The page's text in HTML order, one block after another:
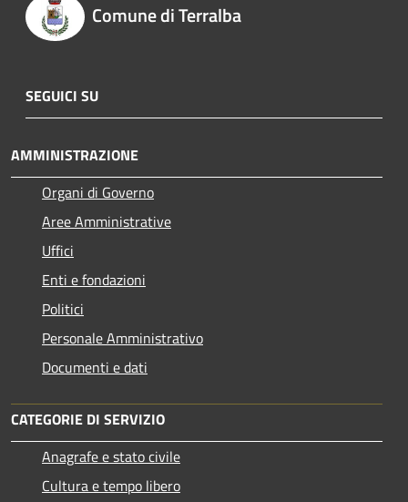
Comune di Terralba
SEGUICI SU
AMMINISTRAZIONE
Organi di Governo
Aree Amministrative
Uffici
Enti e fondazioni
Politici
Personale Amministrativo
Documenti e dati
CATEGORIE DI SERVIZIO
Anagrafe e stato civile
Cultura e tempo libero